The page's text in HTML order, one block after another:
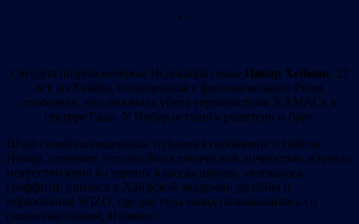
*
Сегодня поздно вечером 16 декабря семье Инбар Хейман, 27
лет, из Хайфы, похищенной с фестиваля около Реим,
сообщили, что она была убита террористами ХАМАСа в
секторе Газы. У Инбар остались родители и брат.
Штаб семей похищенных, публикуя сообщение о гибели
Инбар, отмечает, что она была творческой личностью, изучала
искусство кино в старших классах школы, увлекалась
граффити, училась в Хайфской академии дизайна и
образования WIZO, где два года назад познакомилась со
своим партнером, Ноамом.